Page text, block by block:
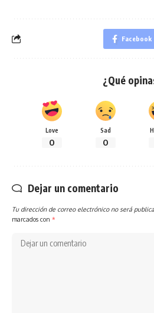
Facebook
¿Qué
Love
0
Sad
0
Dejar un comentario
Tu dirección de correo electrónico no será
marcados con *